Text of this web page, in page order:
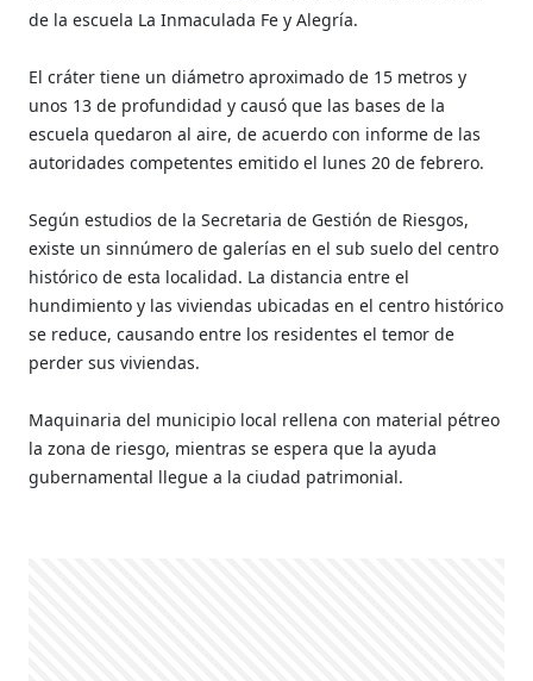
de la escuela La Inmaculada Fe y Alegría.
El cráter tiene un diámetro aproximado de 15 metros y
unos 13 de profundidad y causó que las bases de la
escuela quedaron al aire, de acuerdo con informe de las
autoridades competentes emitido el lunes 20 de febrero.
Según estudios de la Secretaria de Gestión de Riesgos,
existe un sinnúmero de galerías en el sub suelo del centro
histórico de esta localidad. La distancia entre el
hundimiento y las viviendas ubicadas en el centro histórico
se reduce, causando entre los residentes el temor de
perder sus viviendas.
Maquinaria del municipio local rellena con material pétreo
la zona de riesgo, mientras se espera que la ayuda
gubernamental llegue a la ciudad patrimonial.